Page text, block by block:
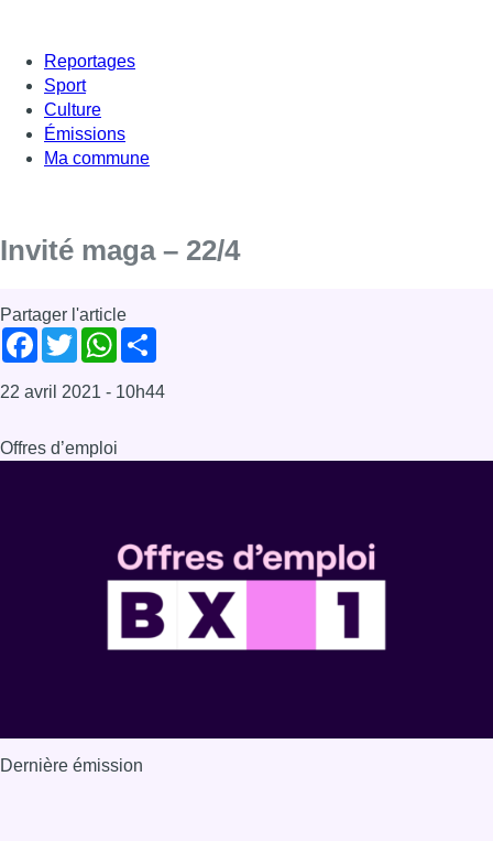
Reportages
Sport
Culture
Émissions
Ma commune
Invité maga – 22/4
Partager l'article
Facebook
TwitterWhatsApp
22 avril 2021 - 10h44
Offres d’emploi
Dernière émission